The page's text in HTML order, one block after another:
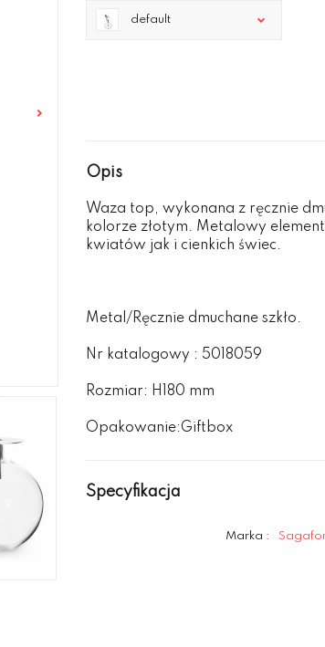
default
Opis
Waza top, wykonana z ręcznie
kolorze złotym. Metalowy
kwiatów jak i cienkich świec.
Metal/Ręcznie dmuchane szkło.
Nr katalogowy : 5018059
Rozmiar: H180 mm
Opakowanie:Giftbox
Specyfikacja
Marka :